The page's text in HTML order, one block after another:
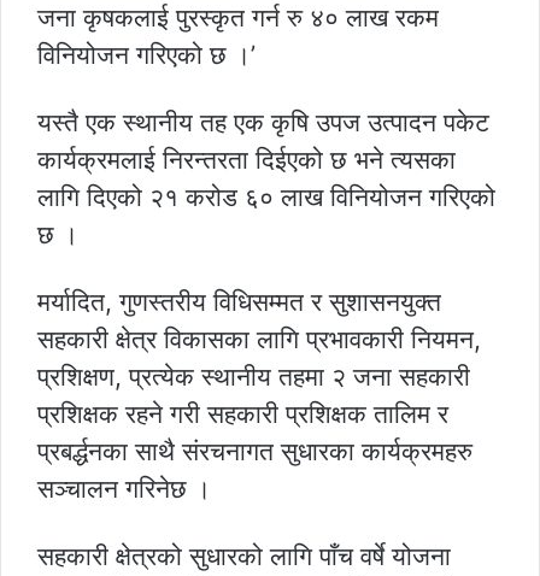
जना कृषकलाई पुरस्कृत गर्न रु ४० लाख रकम
विनियोजन गरिएको छ ।’
यस्तै एक स्थानीय तह एक कृषि उपज उत्पादन पकेट
कार्यक्रमलाई निरन्तरता दिईएको छ भने त्यसका
लागि दिएको २१ करोड ६० लाख विनियोजन गरिएको
छ ।
मर्यादित, गुणस्तरीय विधिसम्मत र सुशासनयुक्त
सहकारी क्षेत्र विकासका लागि प्रभावकारी नियमन,
प्रशिक्षण, प्रत्येक स्थानीय तहमा २ जना सहकारी
प्रशिक्षक रहने गरी सहकारी प्रशिक्षक तालिम र
प्रबर्द्धनका साथै संरचनागत सुधारका कार्यक्रमहरु
सञ्चालन गरिनेछ ।
सहकारी क्षेत्रको सुधारको लागि पाँच वर्षे योजना